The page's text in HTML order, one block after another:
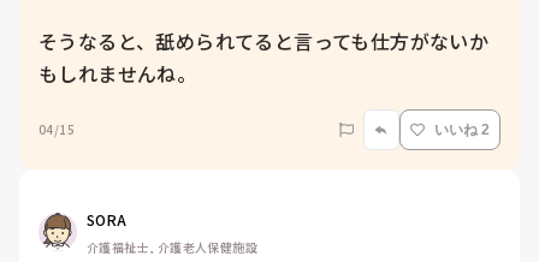
そうなると、舐められてると言っても仕方がないか
もしれませんね。
04/15 いいね 2
SORA
介護福祉士, 介護老人保健施設